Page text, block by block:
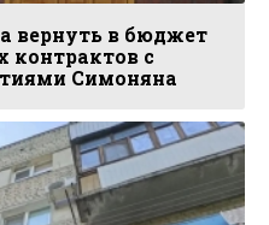
вернуть в бюджет
контрактов с
Симоняна